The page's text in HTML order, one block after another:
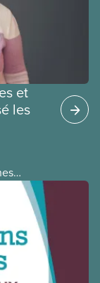
et
les
du
de ce